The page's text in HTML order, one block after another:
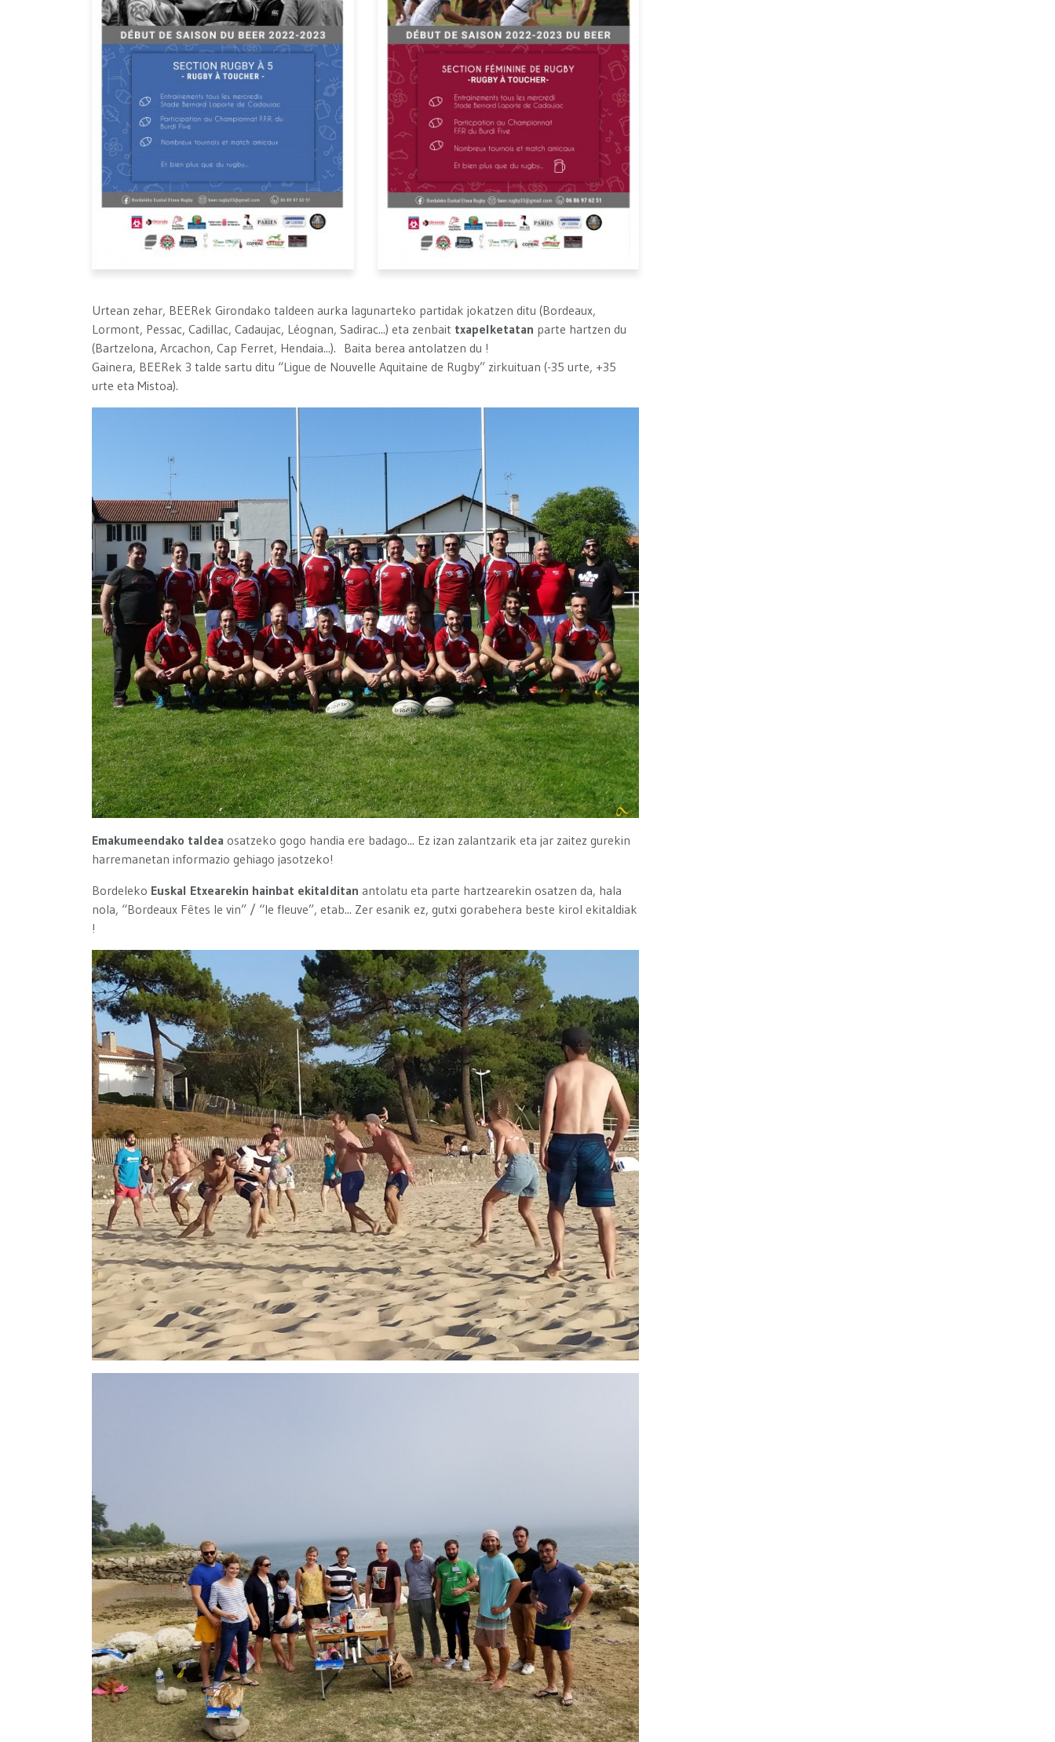
Urtean zehar, BEERek Girondako taldeen aurka lagunarteko partidak jokatzen ditu (Bordeaux,
Lormont, Pessac, Cadillac, Cadaujac, Léognan, Sadirac...) eta zenbait txapelketatan parte hartzen du
(Bartzelona, ​​​​Arcachon, Cap Ferret, Hendaia...). Baita berea antolatzen du !
Gainera, BEERek 3 talde sartu ditu “Ligue de Nouvelle Aquitaine de Rugby” zirkuituan (-35 urte, +35
urte eta Mistoa).
Emakumeendako taldea osatzeko gogo handia ere badago... Ez izan zalantzarik eta jar zaitez gurekin
harremanetan informazio gehiago jasotzeko!
Bordeleko Euskal Etxearekin hainbat ekitalditan antolatu eta parte hartzearekin osatzen da, hala
nola, “Bordeaux Fêtes le vin” / “le fleuve”, etab... Zer esanik ez, gutxi gorabehera beste kirol ekitaldiak
!